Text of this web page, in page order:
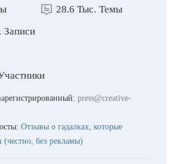
28.6 Тыс. Темы
Записи
press@creative-
Отзывы о гадалках, которые
(честно, без рекламы)